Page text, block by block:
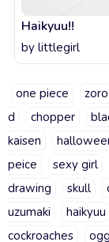
Haikyuu!!
by littlegirl
one piece zoro
d
chopper
kaisen
peice
sexy girl
drawing
skull
uzumaki
haikyuu
cockroaches